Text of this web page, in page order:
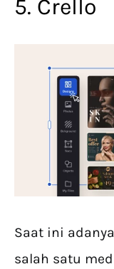
5. Crello
Saat ini
salah satu